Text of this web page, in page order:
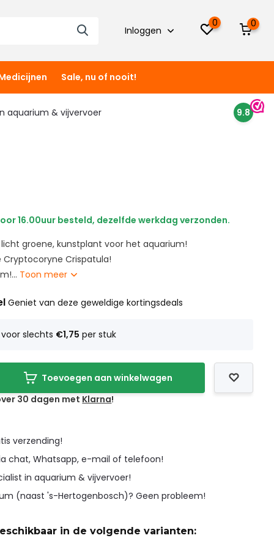
Inloggen
0 0
Sale, nu of nooit!
aquarium & vijvervoer 9.8
16.00uur besteld, dezelfde werkdag verzonden.
groene, kunstplant voor het aquarium!
Cryptocoryne Crispatula!
Toon meer
Geniet van deze geweldige kortingsdeals
voor slechts €1,75 per stuk
Toevoegen aan winkelwagen
30 dagen met Klarna!
verzending!
chat, Whatsapp, e-mail of telefoon!
in aquarium & vijvervoer!
(naast 's-Hertogenbosch)? Geen probleem!
in de volgende varianten: